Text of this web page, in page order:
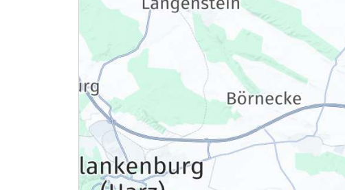
Ausstattung
Zusatznächte
Für 3 Tage